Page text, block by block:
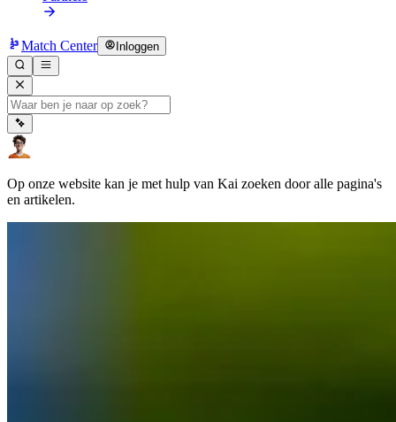
Match Center Inloggen
Op onze website kan je met hulp van Kai zoeken door alle pagina's
en artikelen.